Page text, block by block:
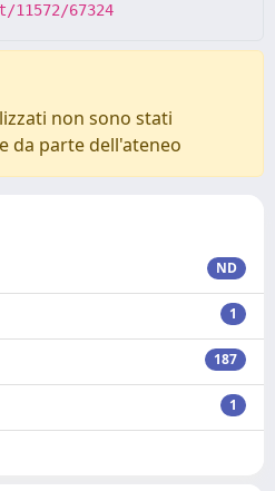
67324
non sono stati
da parte dell'ateneo
ND
1
187
1